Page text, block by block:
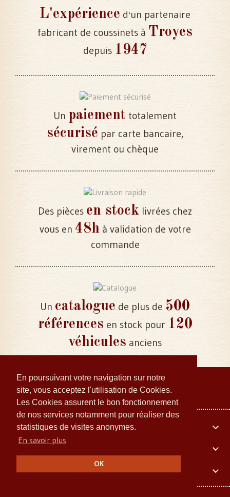
En poursuivant votre navigation sur notre
site, vous acceptez l'utilisation de Cookies.
Les Cookies assurent le bon fonctionnement
de nos services notamment pour réaliser des
statistiques de visites anonymes.
En savoir plus
OK
L'expérience d'un partenaire
fabricant de coussinets à Troyes
depuis 1947
Un paiement totalement
sécurisé par carte bancaire,
virement ou chèque
Des pièces en stock livrées chez
vous en 48h à validation de votre
commande
Un catalogue de plus de 500
références en stock pour 120
véhicules anciens
Votre compte

Embiellage Collector

Informations Légales
